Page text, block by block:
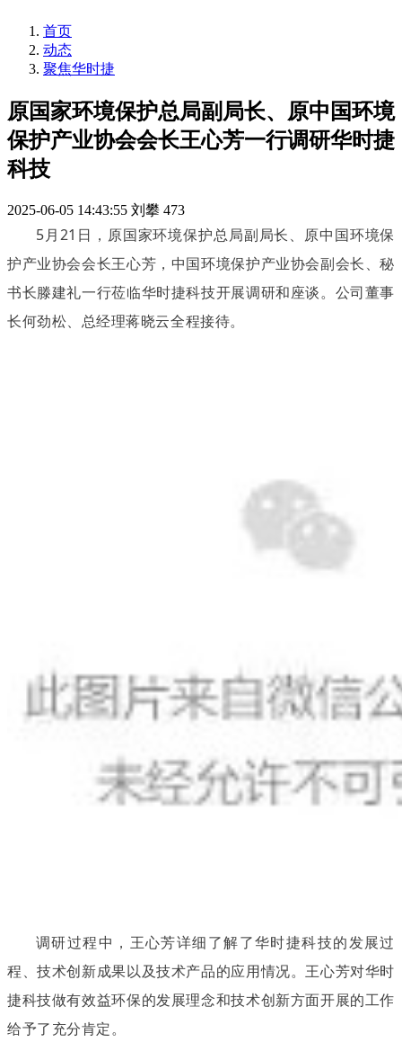
首页
动态
聚焦华时捷
原国家环境保护总局副局长、原中国环境
保护产业协会会长王心芳一行调研华时捷
科技
2025-06-05 14:43:55 刘攀 473
5月21日，原国家环境保护总局副局长、原中国环境保
护产业协会会长王心芳，中国环境保护产业协会副会长、秘
书长滕建礼一行莅临华时捷科技开展调研和座谈。公司董事
长何劲松、总经理蒋晓云全程接待。
调研过程中，王心芳详细了解了华时捷科技的发展过
程、技术创新成果以及技术产品的应用情况。王心芳对华时
捷科技做有效益环保的发展理念和技术创新方面开展的工作
给予了充分肯定。